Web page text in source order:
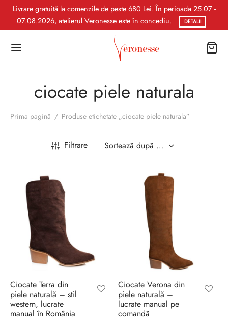
Livrare gratuită la comenzile de peste 680 Lei. În perioada 25.07 -
07.08.2026, atelierul Veronesse este în concediu.
DETALII
ciocate piele naturala
Prima pagină / Produse etichetate „ciocate piele naturala”
Filtrare
Ciocate Terra din
piele naturală – stil
western, lucrate
manual în România
Ciocate Verona din
piele naturală –
lucrate manual pe
comandă